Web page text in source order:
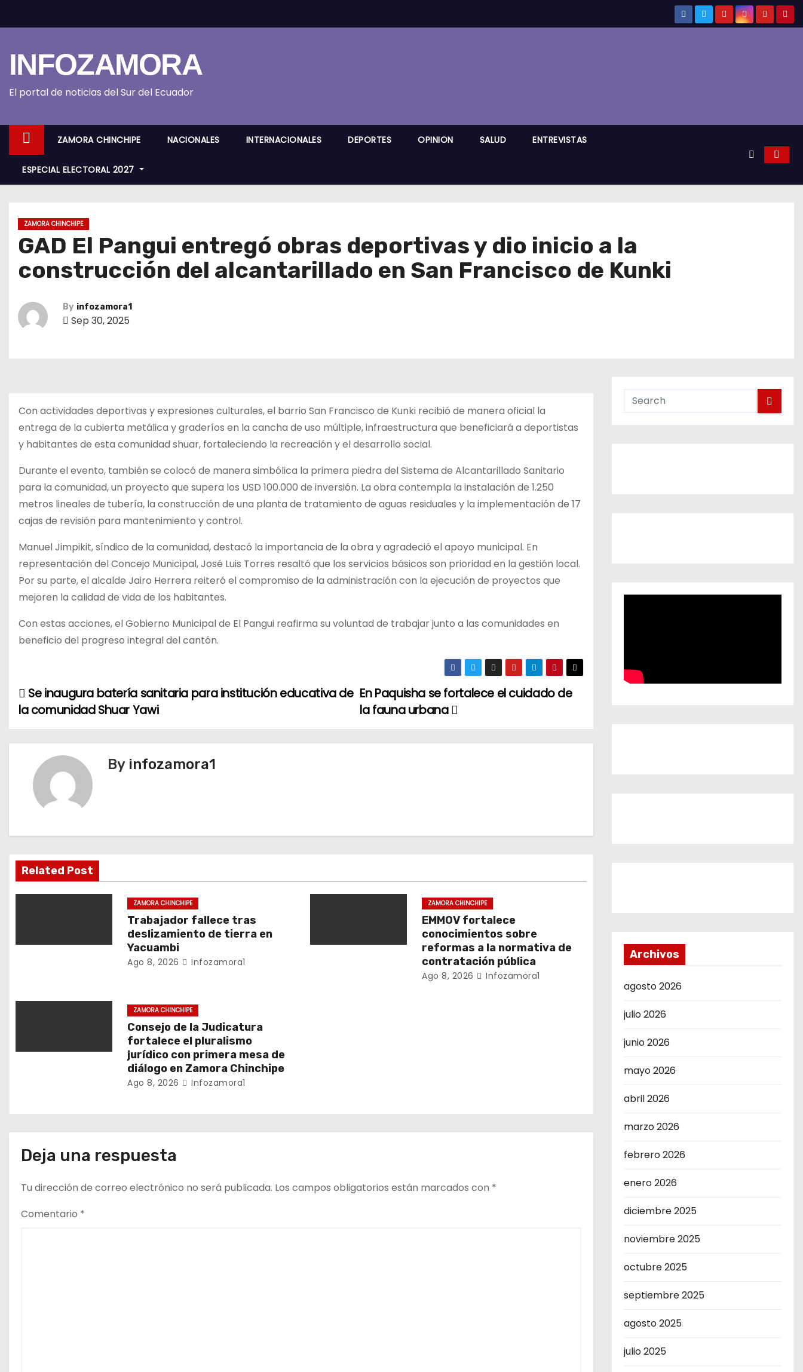
k
o
INFOZAMORA
El portal de noticias del Sur del Ecuador
ZAMORA CHINCHIPE NACIONALES INTERNACIONALES DEPORTES OPINION SALUD ENTREVISTAS
ESPECIAL ELECTORAL 2027
ZAMORA CHINCHIPE
GAD El Pangui entregó obras deportivas y dio inicio a la
construcción del alcantarillado en San Francisco de Kunki
By infozamora1
Sep 30, 2025
Con actividades deportivas y expresiones culturales, el barrio San Francisco de Kunki recibió de manera oficial la
entrega de la cubierta metálica y graderíos en la cancha de uso múltiple, infraestructura que beneficiará a deportistas
y habitantes de esta comunidad shuar, fortaleciendo la recreación y el desarrollo social.
Durante el evento, también se colocó de manera simbólica la primera piedra del Sistema de Alcantarillado Sanitario
para la comunidad, un proyecto que supera los USD 100.000 de inversión. La obra contempla la instalación de 1.250
metros lineales de tubería, la construcción de una planta de tratamiento de aguas residuales y la implementación de 17
cajas de revisión para mantenimiento y control.
Manuel Jimpikit, síndico de la comunidad, destacó la importancia de la obra y agradeció el apoyo municipal. En
representación del Concejo Municipal, José Luis Torres resaltó que los servicios básicos son prioridad en la gestión local.
Por su parte, el alcalde Jairo Herrera reiteró el compromiso de la administración con la ejecución de proyectos que
mejoren la calidad de vida de los habitantes.
Con estas acciones, el Gobierno Municipal de El Pangui reafirma su voluntad de trabajar junto a las comunidades en
beneficio del progreso integral del cantón.
N
v
i
ó
d
e
t
a
En Paquisha se fortalece el cuidado de
la fauna urbana
Se inaugura batería sanitaria para institución educativa de
la comunidad Shuar Yawi
By infozamora1
Related Post
ZAMORA CHINCHIPE
Trabajador fallece tras
deslizamiento de tierra en
Yacuambi
Ago 8, 2026 Infozamora1
ZAMORA CHINCHIPE
EMMOV fortalece
conocimientos sobre
reformas a la normativa de
contratación pública
Ago 8, 2026 Infozamora1
ZAMORA CHINCHIPE
Consejo de la Judicatura
fortalece el pluralismo
jurídico con primera mesa de
diálogo en Zamora Chinchipe
Ago 8, 2026 Infozamora1
Deja una respuesta
Tu dirección de correo electrónico no será publicada. Los campos obligatorios están marcados con *
Comentario *
Archivos
agosto 2026
julio 2026
junio 2026
mayo 2026
abril 2026
marzo 2026
febrero 2026
enero 2026
diciembre 2025
noviembre 2025
octubre 2025
septiembre 2025
agosto 2025
julio 2025